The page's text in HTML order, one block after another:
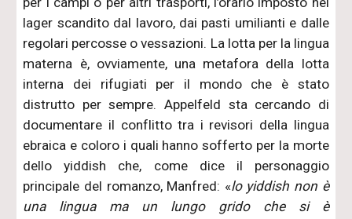
lager scandito dal lavoro, dai pasti umilianti e dalle
regolari percosse o vessazioni. La lotta per la lingua
materna è, ovviamente, una metafora della lotta
interna dei rifugiati per il mondo che è stato
distrutto per sempre. Appelfeld sta cercando di
documentare il conflitto tra i revisori della lingua
ebraica e coloro i quali hanno sofferto per la morte
dello yiddish che, come dice il personaggio
principale del romanzo, Manfred: «lo yiddish non è
una lingua ma un lungo grido che si è